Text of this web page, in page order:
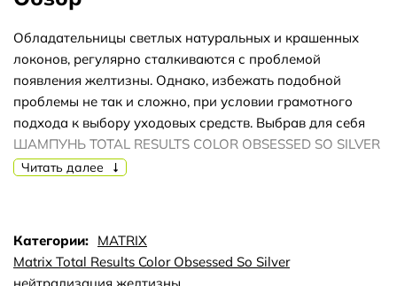
Обладательницы светлых натуральных и крашенных
локонов, регулярно сталкиваются с проблемой
появления желтизны. Однако, избежать подобной
проблемы не так и сложно, при условии грамотного
подхода к выбору уходовых средств. Выбрав для себя
ШАМПУНЬ TOTAL RESULTS COLOR OBSESSED SO SILVER
ДЛЯ НЕЙТРАЛИЗАЦИИ ЖЕЛТИЗНЫ, вы можете быть
Преимущество использования шампуня заключается не
только в том, что он способствует нейтрализации
Читать далее
Категории: MATRIX
Matrix Total Results Color Obsessed So Silver